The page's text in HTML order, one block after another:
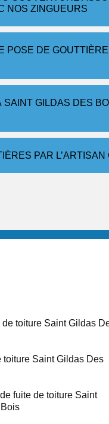
NOS ZINGUEURS
POSE DE
SAINT GILDAS DES
PAR
de toiture Saint Gildas
toiture Saint Gildas Des
fuite de toiture Saint